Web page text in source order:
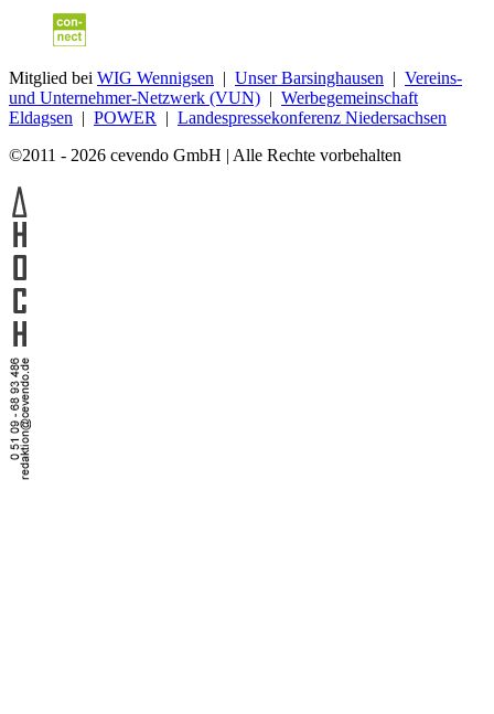
Mitglied bei WIG Wennigsen | Unser Barsinghausen | Vereins-
und Unternehmer-Netzwerk (VUN) | Werbegemeinschaft
Eldagsen | POWER | Landespressekonferenz Niedersachsen
©2011 - 2026 cevendo GmbH | Alle Rechte vorbehalten